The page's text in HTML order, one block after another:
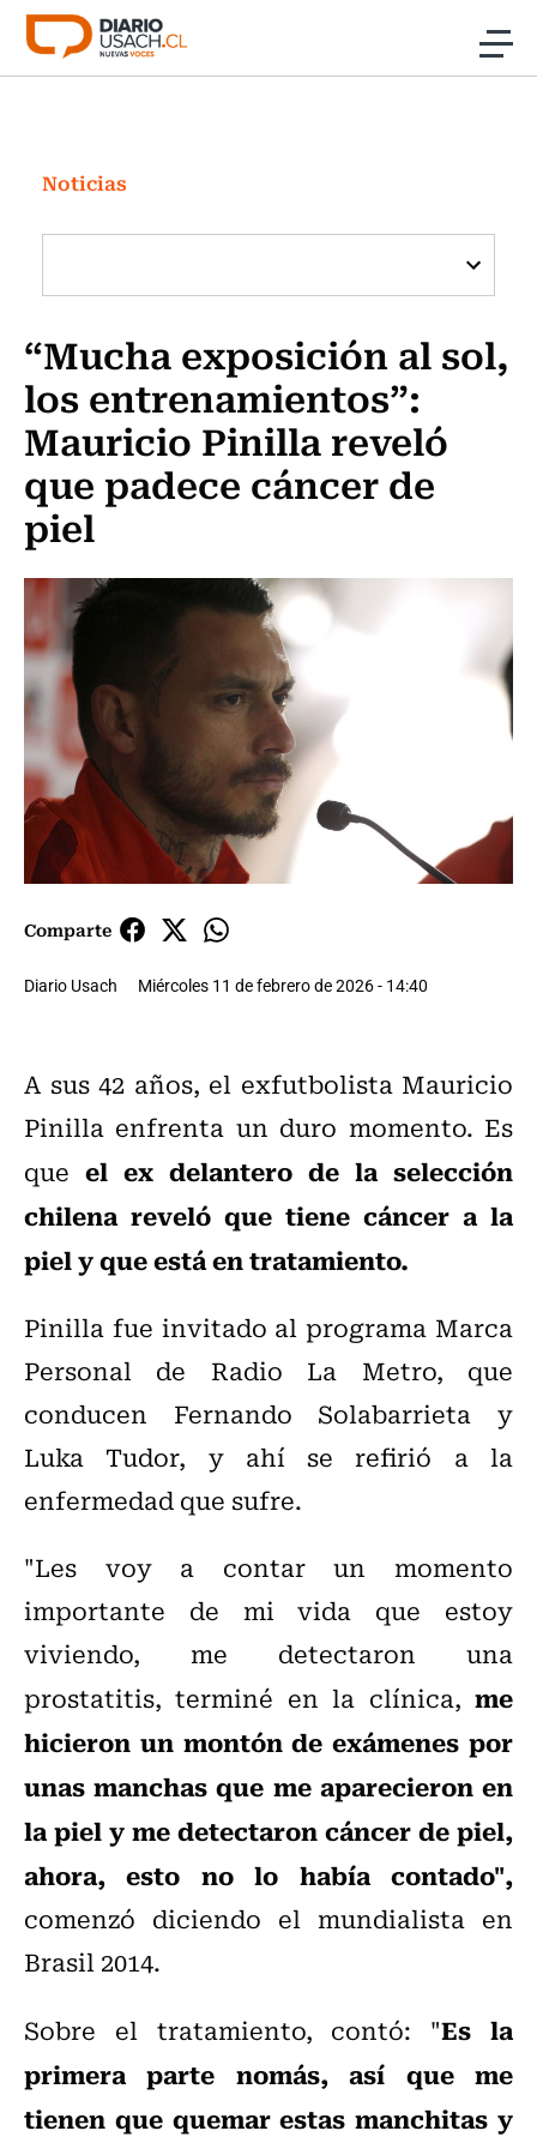
Click acá para ir directamente al contenido
Investigación
Cultura
Programas Radio y TV Usach
Noticias
“Mucha exposición al sol,
los entrenamientos”:
Mauricio Pinilla reveló
que padece cáncer de
piel
Comparte
Diario Usach Miércoles 11 de febrero de 2026 - 14:40
A sus 42 años, el exfutbolista Mauricio
Pinilla enfrenta un duro momento. Es
que el ex delantero de la selección
chilena reveló que tiene cáncer a la
piel y que está en tratamiento.
Pinilla fue invitado al programa Marca
Personal de Radio La Metro, que
conducen Fernando Solabarrieta y
Luka Tudor, y ahí se refirió a la
enfermedad que sufre.
"Les voy a contar un momento
importante de mi vida que estoy
viviendo, me detectaron una
prostatitis, terminé en la clínica, me
hicieron un montón de exámenes por
unas manchas que me aparecieron en
la piel y me detectaron cáncer de piel,
ahora, esto no lo había contado",
comenzó diciendo el mundialista en
Brasil 2014.
Sobre el tratamiento, contó: "Es la
primera parte nomás, así que me
tienen que quemar estas manchitas y